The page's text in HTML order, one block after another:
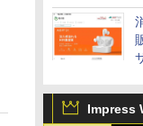
Impress